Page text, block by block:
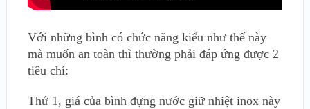
Với những bình có chức năng kiểu như thế này
mà muốn an toàn thì thường phải đáp ứng được 2
tiêu chí:
Thứ 1, giá của bình đựng nước giữ nhiệt inox này